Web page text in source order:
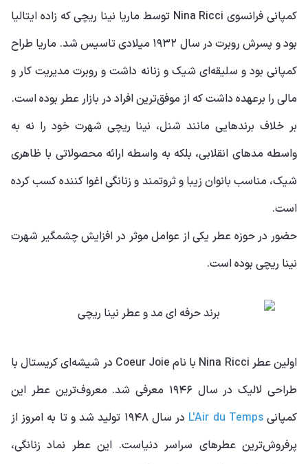
کمپانی فرانسوی Nina Ricci توسط ماریا نینا ریچی که زاده ایتالیا
بود و پسرش روبرت در سال ۱۹۳۲ میلادی تاسیس شد. ماریا طراح
کمپانی بود و سلیقه‌ای شیک و زنانه داشت و روبرت مدیریت کار و
مالی را برعهده داشت که از موفق‌ترین افراد در بازار عطر بوده است.
بر خلاف برندهایی مانند شنل، نینا ریچی شهرت خود را نه به
واسطه مدهای انقلابی، بلکه به واسطه ارائه محصولاتی با ظاهری
شیک، مناسب بانوان زیبا و ثروتمند و زنانگی اغوا کننده کسب کرده
است.
حضور در حوزه عطر یکی از عوامل موثر در افزایش چشمگیر شهرت
نینا ریچی بوده است.
اولین عطر Nina Ricci با نام Coeur Joie در شیشه‌ای کریستال با
طراحی لالیک در سال ۱۹۴۶ معرفی شد. معروف‌ترین عطر این
کمپانیL'Air du Temps
در سال ۱۹۴۸ تولید شد و تا به امروز از
پرفروش‌ترین عطرهای سراسر دنیاست. این عطر نماد زنانگی،